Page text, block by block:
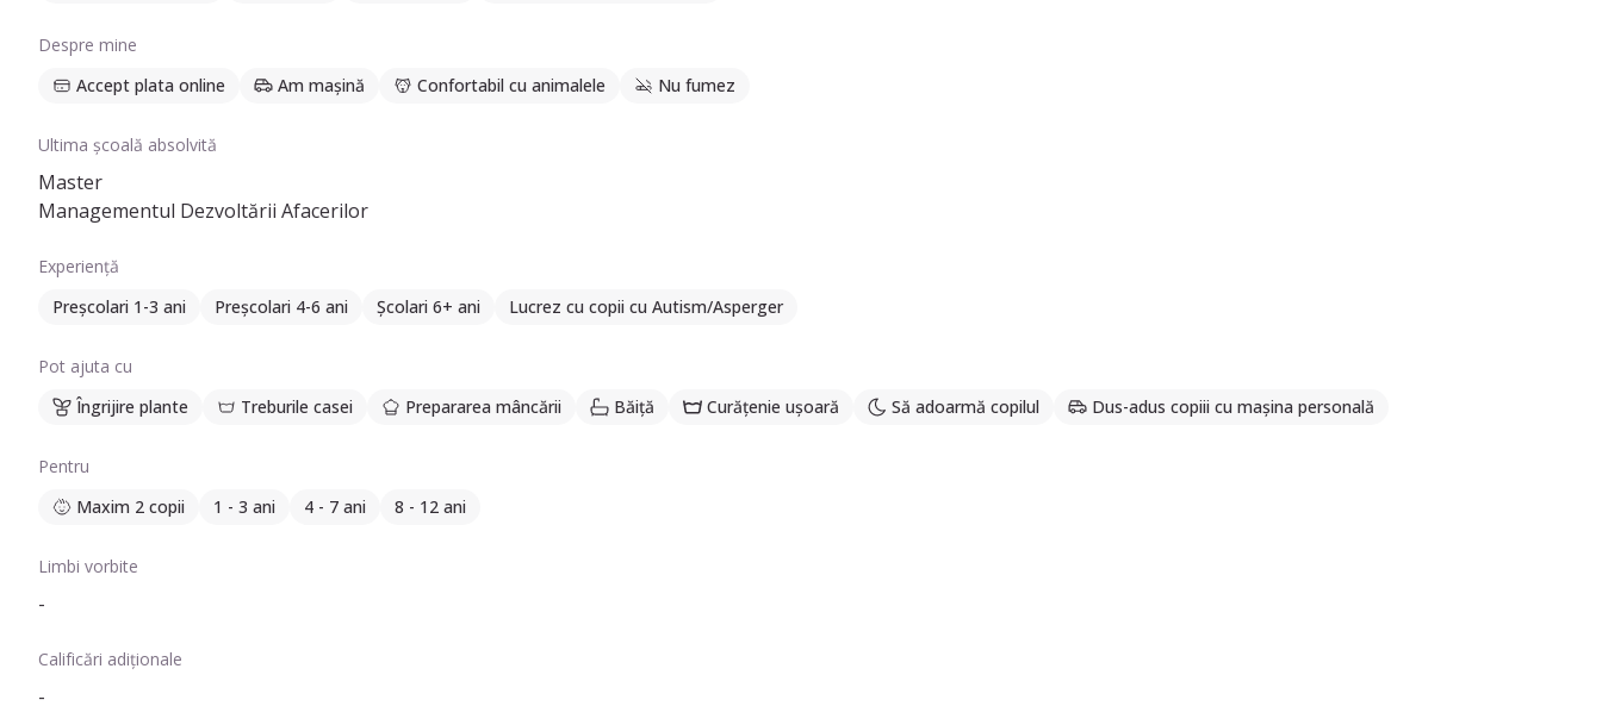
Despre mine
Accept plata online
Am mașină Confortabil cu animalele Nu fumez
Ultima școală absolvită
Master
Managementul Dezvoltării Afacerilor
Experiență
Preșcolari 1-3 ani
Preșcolari 4-6 ani Școlari 6+ ani Lucrez cu copii cu Autism/Asperger
Pot ajuta cu
Îngrijire plante
Treburile casei Prepararea mâncării Băiță Curățenie ușoară Să adoarmă copilul Dus-adus copiii cu mașina personală
Pentru
Maxim 2 copii
1 - 3 ani 4 - 7 ani 8 - 12 ani
Limbi vorbite
-
Calificări adiționale
-